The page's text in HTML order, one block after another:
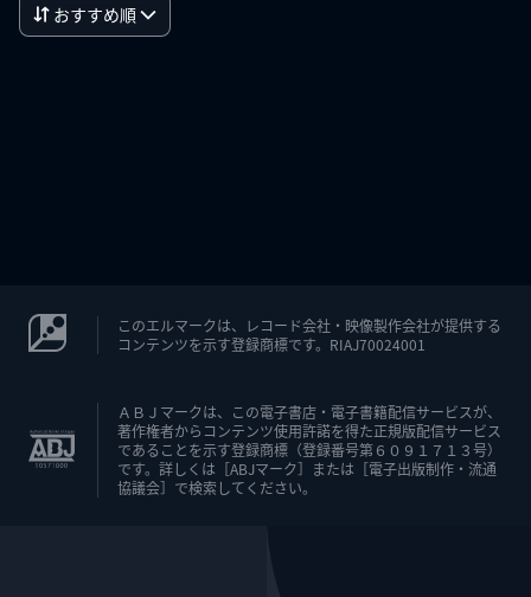
おすすめ順
このエルマークは、レコード会社・映像製作会社が提供する
コンテンツを示す登録商標です。RIAJ70024001
ＡＢＪマークは、この電子書店・電子書籍配信サービスが、
著作権者からコンテンツ使用許諾を得た正規版配信サービス
であることを示す登録商標（登録番号第６０９１７１３号）
です。詳しくは［ABJマーク］または［電子出版制作・流通
協議会］で検索してください。